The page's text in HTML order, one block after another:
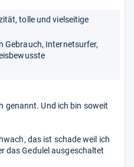
tolle und vielseitige
Gebrauch, Internetsurfer,
genannt. Und ich bin soweit
das ist schade weil ich
das Gedulel ausgeschaltet